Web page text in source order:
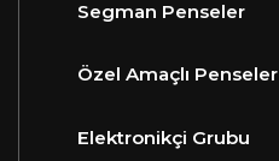
Segman Penseler
Özel Amaçlı Penseler
Elektronikçi Grubu